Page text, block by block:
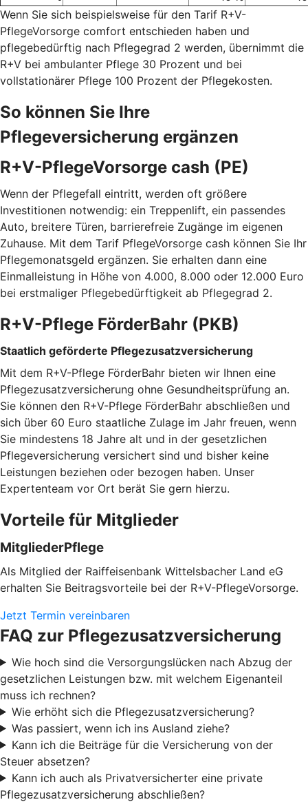
Wenn Sie sich beispielsweise für den Tarif R+V-
PflegeVorsorge comfort entschieden haben und
pflegebedürftig nach Pflegegrad 2 werden, übernimmt die
R+V bei ambulanter Pflege 30 Prozent und bei
vollstationärer Pflege 100 Prozent der Pflegekosten.
So können Sie Ihre
Pflegeversicherung ergänzen
R+V-PflegeVorsorge cash (PE)
Wenn der Pflegefall eintritt, werden oft größere
Investitionen notwendig: ein Treppenlift, ein passendes
Auto, breitere Türen, barrierefreie Zugänge im eigenen
Zuhause. Mit dem Tarif PflegeVorsorge cash können Sie Ihr
Pflegemonatsgeld ergänzen. Sie erhalten dann eine
Einmalleistung in Höhe von 4.000, 8.000 oder 12.000 Euro
bei erstmaliger Pflegebedürftigkeit ab Pflegegrad 2.
R+V-Pflege FörderBahr (PKB)
Staatlich geförderte Pflegezusatzversicherung
Mit dem R+V-Pflege FörderBahr bieten wir Ihnen eine
Pflegezusatzversicherung ohne Gesundheitsprüfung an.
Sie können den R+V-Pflege FörderBahr abschließen und
sich über 60 Euro staatliche Zulage im Jahr freuen, wenn
Sie mindestens 18 Jahre alt und in der gesetzlichen
Pflegeversicherung versichert sind und bisher keine
Leistungen beziehen oder bezogen haben. Unser
Expertenteam vor Ort berät Sie gern hierzu.
Vorteile für Mitglieder
MitgliederPflege
Als Mitglied der Raiffeisenbank Wittelsbacher Land eG
erhalten Sie Beitragsvorteile bei der R+V-PflegeVorsorge.
Jetzt Termin vereinbaren
FAQ zur Pflegezusatzversicherung
Wie hoch sind die Versorgungslücken nach Abzug der
gesetzlichen Leistungen bzw. mit welchem Eigenanteil
muss ich rechnen?
Wie erhöht sich die Pflegezusatzversicherung?
Was passiert, wenn ich ins Ausland ziehe?
Kann ich die Beiträge für die Versicherung von der
Steuer absetzen?
Kann ich auch als Privatversicherter eine private
Pflegezusatzversicherung abschließen?